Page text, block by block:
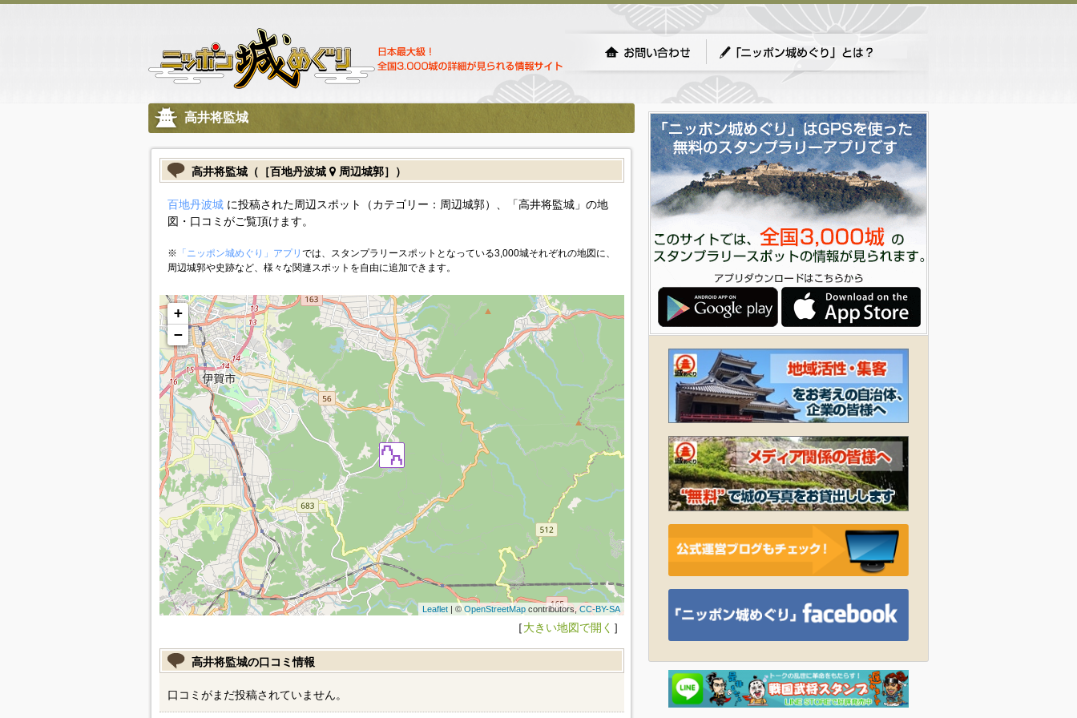
高井将監城
高井将監城（［百地丹波城 周辺城郭］）
百地丹波城に投稿された周辺スポット（カテゴリー：周辺城郭）、「高井将監城」の地
図・口コミがご覧頂けます。
※ 「ニッポン城めぐり」アプリ では、スタンプラリースポットとなっている3,000城それぞれの地図に、
周辺城郭や史跡など、様々な関連スポットを自由に追加できます。
+
−
Leaflet| © OpenStreetMapcontributors, CC-BY-SA
［大きい地図で開く ］
高井将監城の口コミ情報
口コミがまだ投稿されていません。